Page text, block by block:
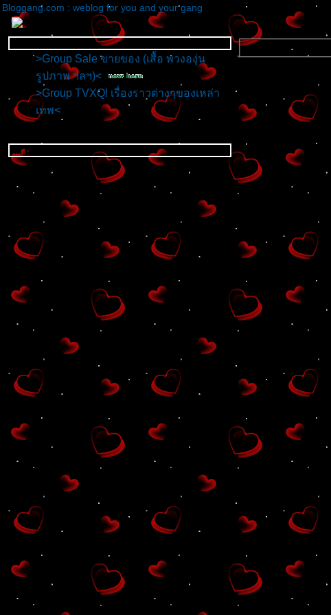
Bloggang.com : weblog for you and your gang
>Group Sale ขายของ (เสื้อ พวงองุ่น
รูปภาพ ฯลฯ)<
>Group TVXQ! เรื่องราวต่างๆของเหล่า
เทพ<
All blogs